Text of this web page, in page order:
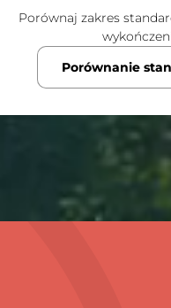
Porównaj zakres
Porównanie